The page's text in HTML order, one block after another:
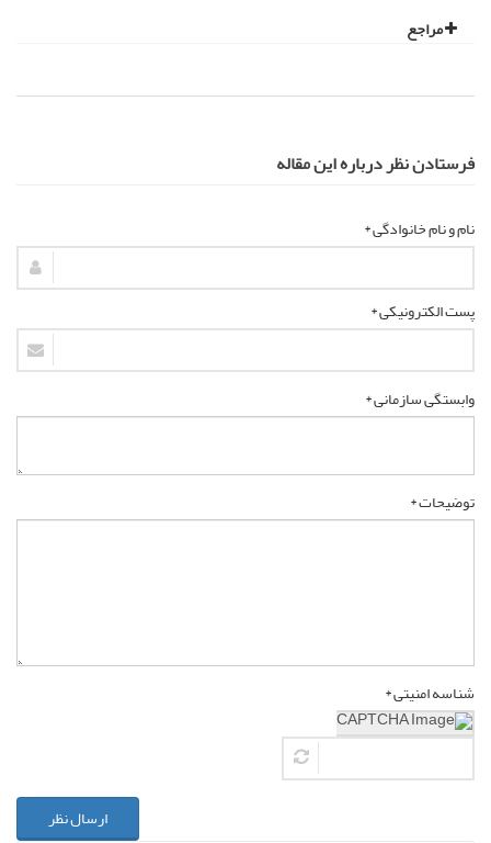
مراجع
فرستادن نظر درباره این مقاله
نام و نام خانوادگی *
پست الکترونیکی *
وابستگی سازمانی *
توضیحات *
شناسه امنیتی *
ارسال نظر